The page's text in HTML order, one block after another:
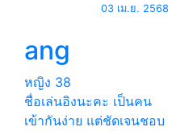
03 เม.ย. 2568
ang
หญิง 38
ชื่อเล่นอิงนะคะ เป็นคน
เข้ากันง่าย แต่ชัดเจนชอบ